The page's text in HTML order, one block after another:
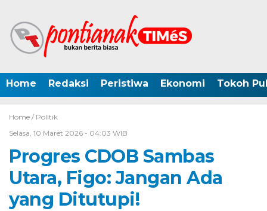
Home Redaksi Peristiwa Ekonomi Tokoh
Home / Politik
Selasa, 10 Maret 2026 - 04:03 WIB
Progres CDOB Sambas
Utara, Figo: Jangan Ada
yang Ditutupi!